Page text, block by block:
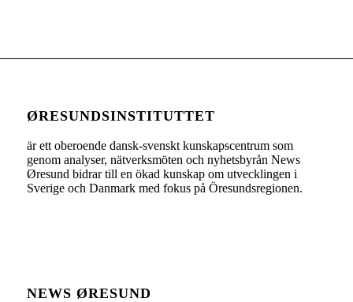
ØRESUNDSINSTITUTTET
är ett oberoende dansk-svenskt kunskapscentrum som
genom analyser, nätverksmöten och nyhetsbyrån News
Øresund bidrar till en ökad kunskap om utvecklingen i
Sverige och Danmark med fokus på Öresundsregionen.
NEWS ØRESUND